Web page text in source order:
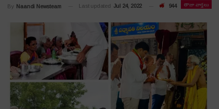
తాజా వార్తలు
By Naandi Newsteam Last updated Jul 24, 2022 944